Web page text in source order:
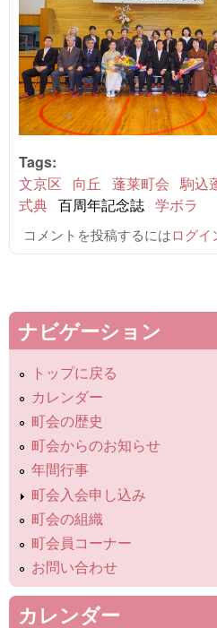
Tags:
文京区
向丘 蓬莱町会 駒込
式典 百周年記念誌 学ボラ
コメントを投稿するにはログイ
ナビゲーション
トップに戻る
カレンダー
町会の歴史
町会からのお知らせ
年間行事
町会入会申し込み
町会の組織
町会員コーナー
お問い合わせ
カレンダー